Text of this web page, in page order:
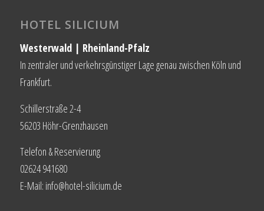
HOTEL SILICIUM
Westerwald | Rheinland-Pfalz
In zentraler und verkehrsgünstiger Lage genau zwischen Köln und
Frankfurt.
Schillerstraße 2-4
56203 Höhr-Grenzhausen
Telefon & Reservierung
02624 941680
E-Mail: info@hotel-silicium.de